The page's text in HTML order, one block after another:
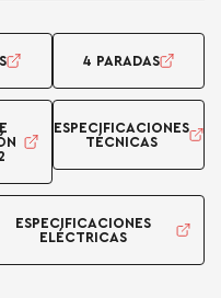
4 PARADAS
ESPECIFICACIONES
TÉCNICAS
ESPECIFICACIONES
ELÉCTRICAS